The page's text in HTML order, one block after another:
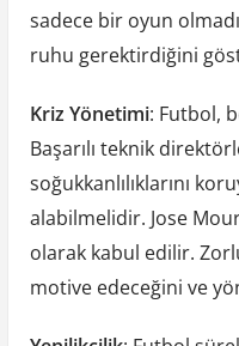
sadece bir oyun
ruhu gerektirdiğini
Kriz Yönetimi: Futbol,
Başarılı teknik
soğukkanlılıklarını
alabilmelidir. Jose
olarak kabul edilir.
motive edeceğini ve